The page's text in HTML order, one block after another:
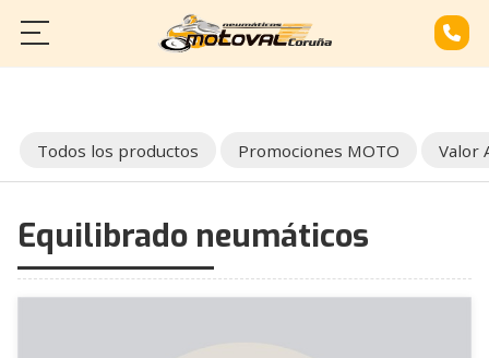
SERVICIOS
CONTACTO
Todos los productos Promociones MOTO Valor
Equilibrado neumáticos